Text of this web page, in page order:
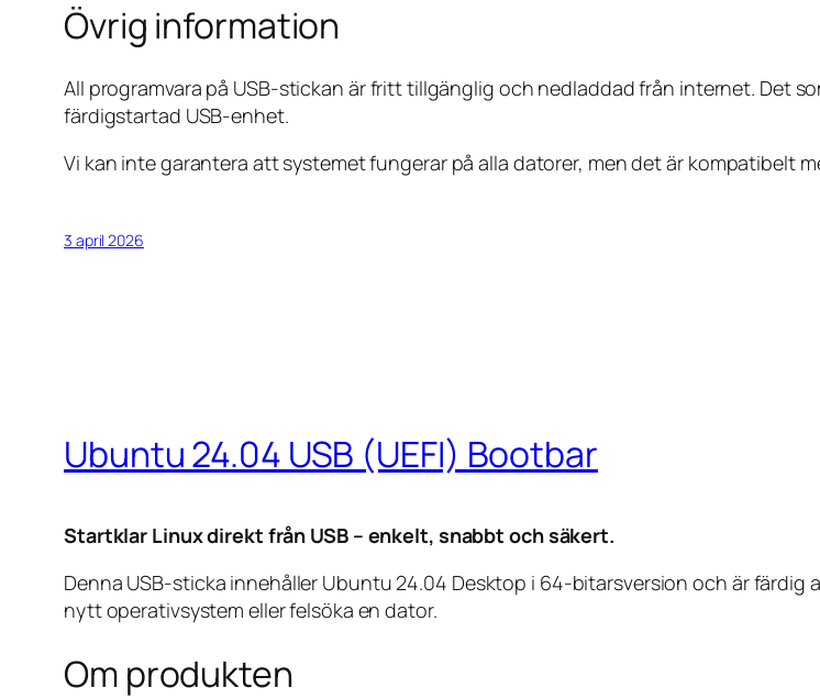
Övrig information
All programvara på USB-stickan är fritt tillgänglig och nedladdad från internet. Det
färdigstartad USB-enhet.
Vi kan inte garantera att systemet fungerar på alla datorer, men det är kompatibelt
3 april 2026
Ubuntu 24.04 USB (UEFI) Bootbar
Startklar Linux direkt från USB – enkelt, snabbt och säkert.
Denna USB-sticka innehåller Ubuntu 24.04 Desktop i 64-bitarsversion och är
nytt operativsystem eller felsöka en dator.
Om produkten